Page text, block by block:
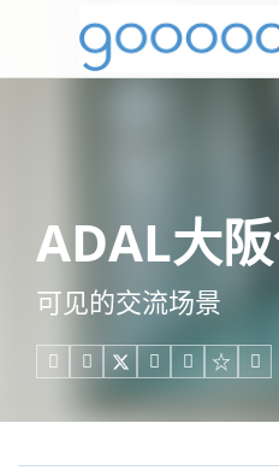
ADAL大
可见的交流场景
    